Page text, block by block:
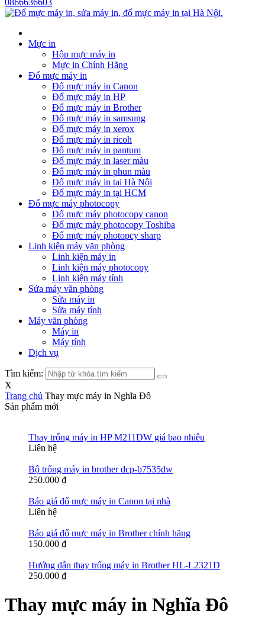
0866636603
Mực in
Hộp mực máy in
Mực in Chính Hãng
Đổ mực máy in
Đổ mực máy in Canon
Đổ mực máy in HP
Đổ mực máy in Brother
Đổ mực máy in samsung
Đổ mực máy in xerox
Đổ mực máy in ricoh
Đổ mực máy in pantum
Đổ mực máy in laser màu
Đổ mực máy in phun màu
Đổ mực máy in tại Hà Nội
Đổ mực máy in tại HCM
Đổ mực máy photocopy
Đổ mực máy photocopy canon
Đổ mực máy photocopy Toshiba
Đổ mực máy photopcy sharp
Linh kiện máy văn phòng
Linh kiện máy in
Linh kiện máy photocopy
Linh kiện máy tính
Sửa máy văn phòng
Sửa máy in
Sửa máy tính
Máy văn phòng
Máy in
Máy tính
Dịch vụ
Tìm kiếm:
X
Trang chủ Thay mực máy in Nghĩa Đô
Sản phẩm mới
Thay trống máy in HP M211DW giá bao nhiêu
Liên hệ
Bộ trống máy in brother dcp-b7535dw
250.000 ₫
Báo giá đổ mực máy in Canon tại nhà
Liên hệ
Báo giá đổ mực máy in Brother chính hãng
150.000 ₫
Hướng dẫn thay trống máy in Brother HL-L2321D
250.000 ₫
Thay mực máy in Nghĩa Đô